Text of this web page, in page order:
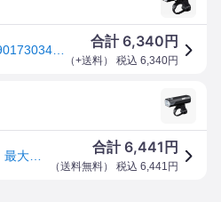
合計6,340 円
（+送料） 税込 6,340円
合計6,441 円
（送料無料） 税込 6,441 円